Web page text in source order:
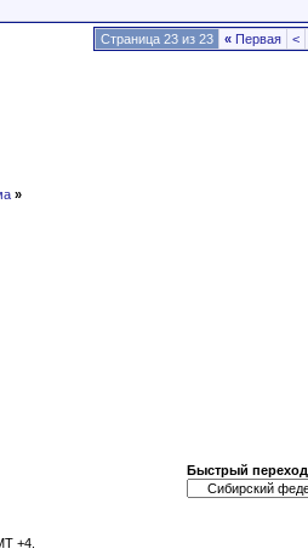
Страница 23 из 23 « Первая <
»
Быстрый переход
+4.